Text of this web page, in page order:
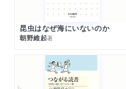
昆虫はなぜ海にいないのか
朝野維起著